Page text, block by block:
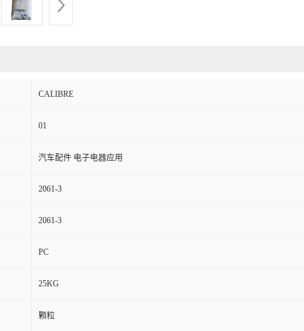
CALIBRE
01
汽车配件 电子电器应用
2061-3
2061-3
PC
25KG
颗粒